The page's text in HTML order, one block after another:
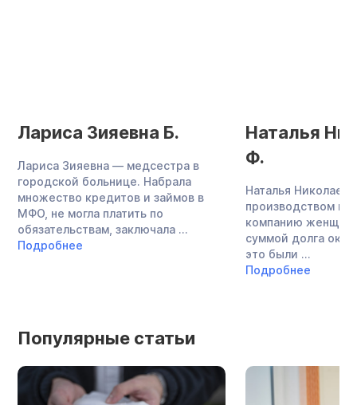
Лариса Зияевна Б.
Лариса Зияевна — медсестра в
городской больнице. Набрала
множество кредитов и займов в
МФО, не могла платить по
обязательствам, заключала ...
Подробнее
Наталья
Ф.
Наталья
производством
компанию
суммой долга
это были ...
Подробнее
Популярные статьи